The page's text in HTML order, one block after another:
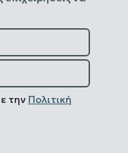
την Πολιτική